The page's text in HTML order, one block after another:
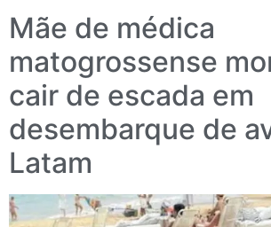
Mãe de médica
matogrossense
cair de escada em
desembarque de
Latam